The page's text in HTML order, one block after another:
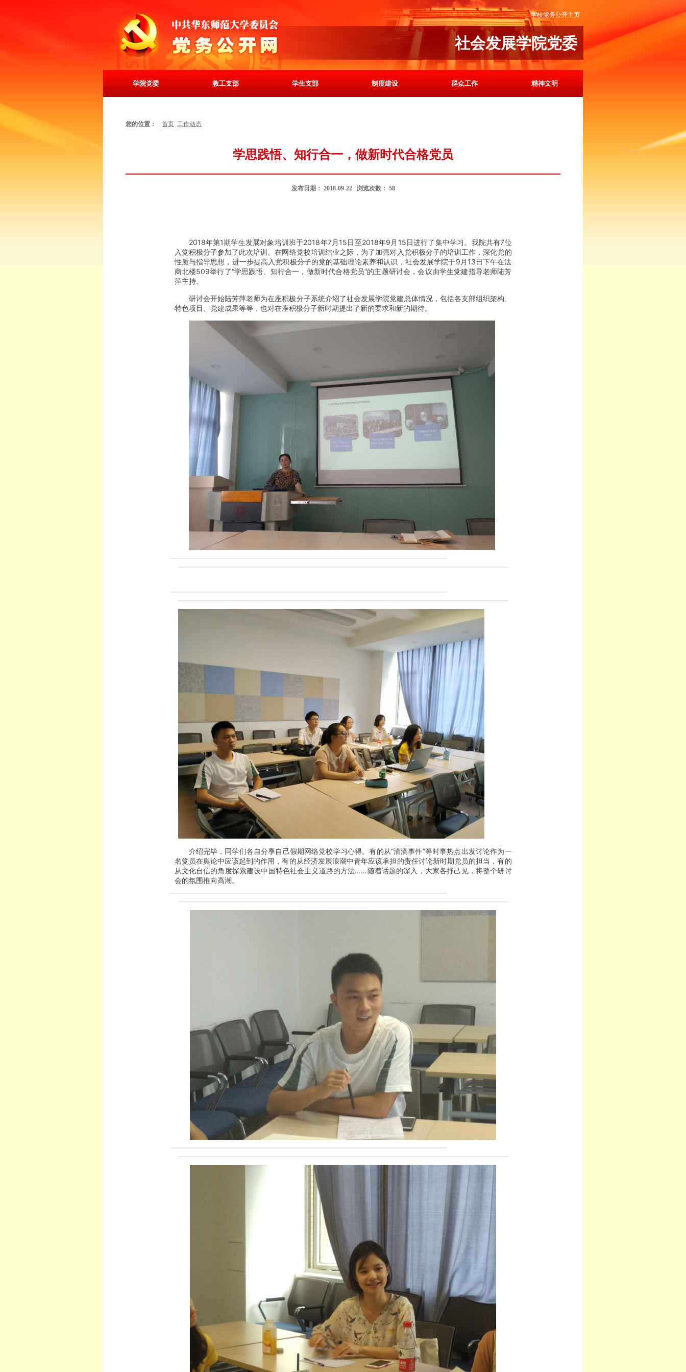
学校党务公开主页
社会发展学院党委
学院党委 教工支部 学生支部 制度建设 群众工作 精神文明
您的位置： 首页 工作动态
学思践悟、知行合一，做新时代合格党员
发布日期： 2018-09-22 浏览次数： 58
2018年第1期学生发展对象培训班于2018年7月15日至2018年9月15日进行了集中学习。我院共有7位
入党积极分子参加了此次培训。在网络党校培训结业之际，为了加强对入党积极分子的培训工作，深化党的
性质与指导思想，进一步提高入党积极分子的党的基础理论素养和认识，社会发展学院于9月13日下午在法
商北楼509举行了“学思践悟、知行合一，做新时代合格党员”的主题研讨会，会议由学生党建指导老师陆芳
萍主持。
研讨会开始陆芳萍老师为在座积极分子系统介绍了社会发展学院党建总体情况，包括各支部组织架构、
特色项目、党建成果等等，也对在座积极分子新时期提出了新的要求和新的期待。
介绍完毕，同学们各自分享自己假期网络党校学习心得。有的从“滴滴事件”等时事热点出发讨论作为一
名党员在舆论中应该起到的作用，有的从经济发展浪潮中青年应该承担的责任讨论新时期党员的担当，有的
从文化自信的角度探索建设中国特色社会主义道路的方法……随着话题的深入，大家各抒己见，将整个研讨
会的氛围推向高潮。